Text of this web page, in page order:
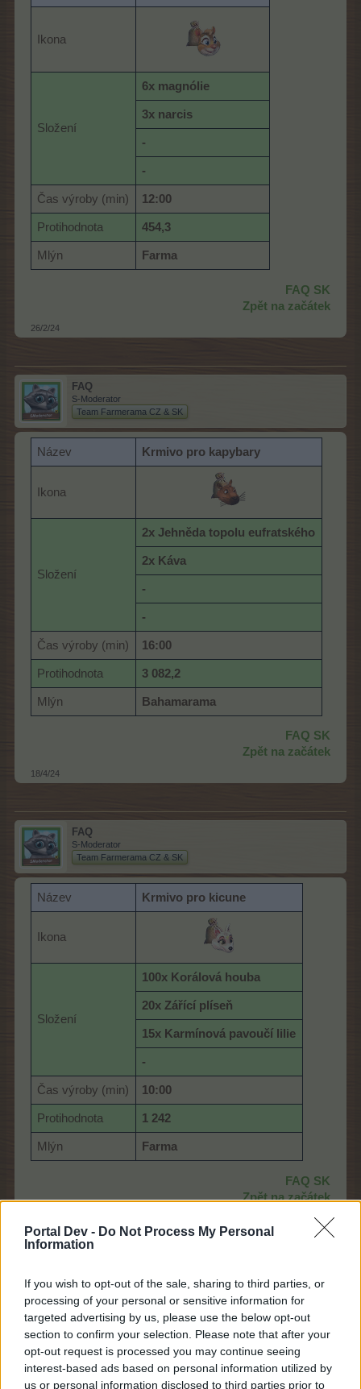
Portal Dev - Do Not Process My Personal
Information
If you wish to opt-out of the sale, sharing to third parties, or
processing of your personal or sensitive information for
targeted advertising by us, please use the below opt-out
section to confirm your selection. Please note that after your
opt-out request is processed you may continue seeing
interest-based ads based on personal information utilized by
us or personal information disclosed to third parties prior to
Ikona
Složení
6x magnólie
3x narcis
-
-
Čas výroby (min) 12:00
Protihodnota 454,3
Mlýn Farma
FAQ SK
Zpět na začátek
26/2/24
FAQ
S-Moderator
Team Farmerama CZ & SK
Název Krmivo pro kapybary
Ikona
Složení
2x Jehněda topolu eufratského
2x Káva
-
-
Čas výroby (min) 16:00
Protihodnota 3 082,2
Mlýn Bahamarama
FAQ SK
Zpět na začátek
18/4/24
FAQ
S-Moderator
Team Farmerama CZ & SK
Název Krmivo pro kicune
Ikona
Složení
100x Korálová houba
20x Zářící plíseň
15x Karmínová pavoučí lilie
-
Čas výroby (min) 10:00
Protihodnota 1 242
Mlýn Farma
FAQ SK
Zpět na začátek
FAQ
S-Moderator
Team Farmerama CZ & SK